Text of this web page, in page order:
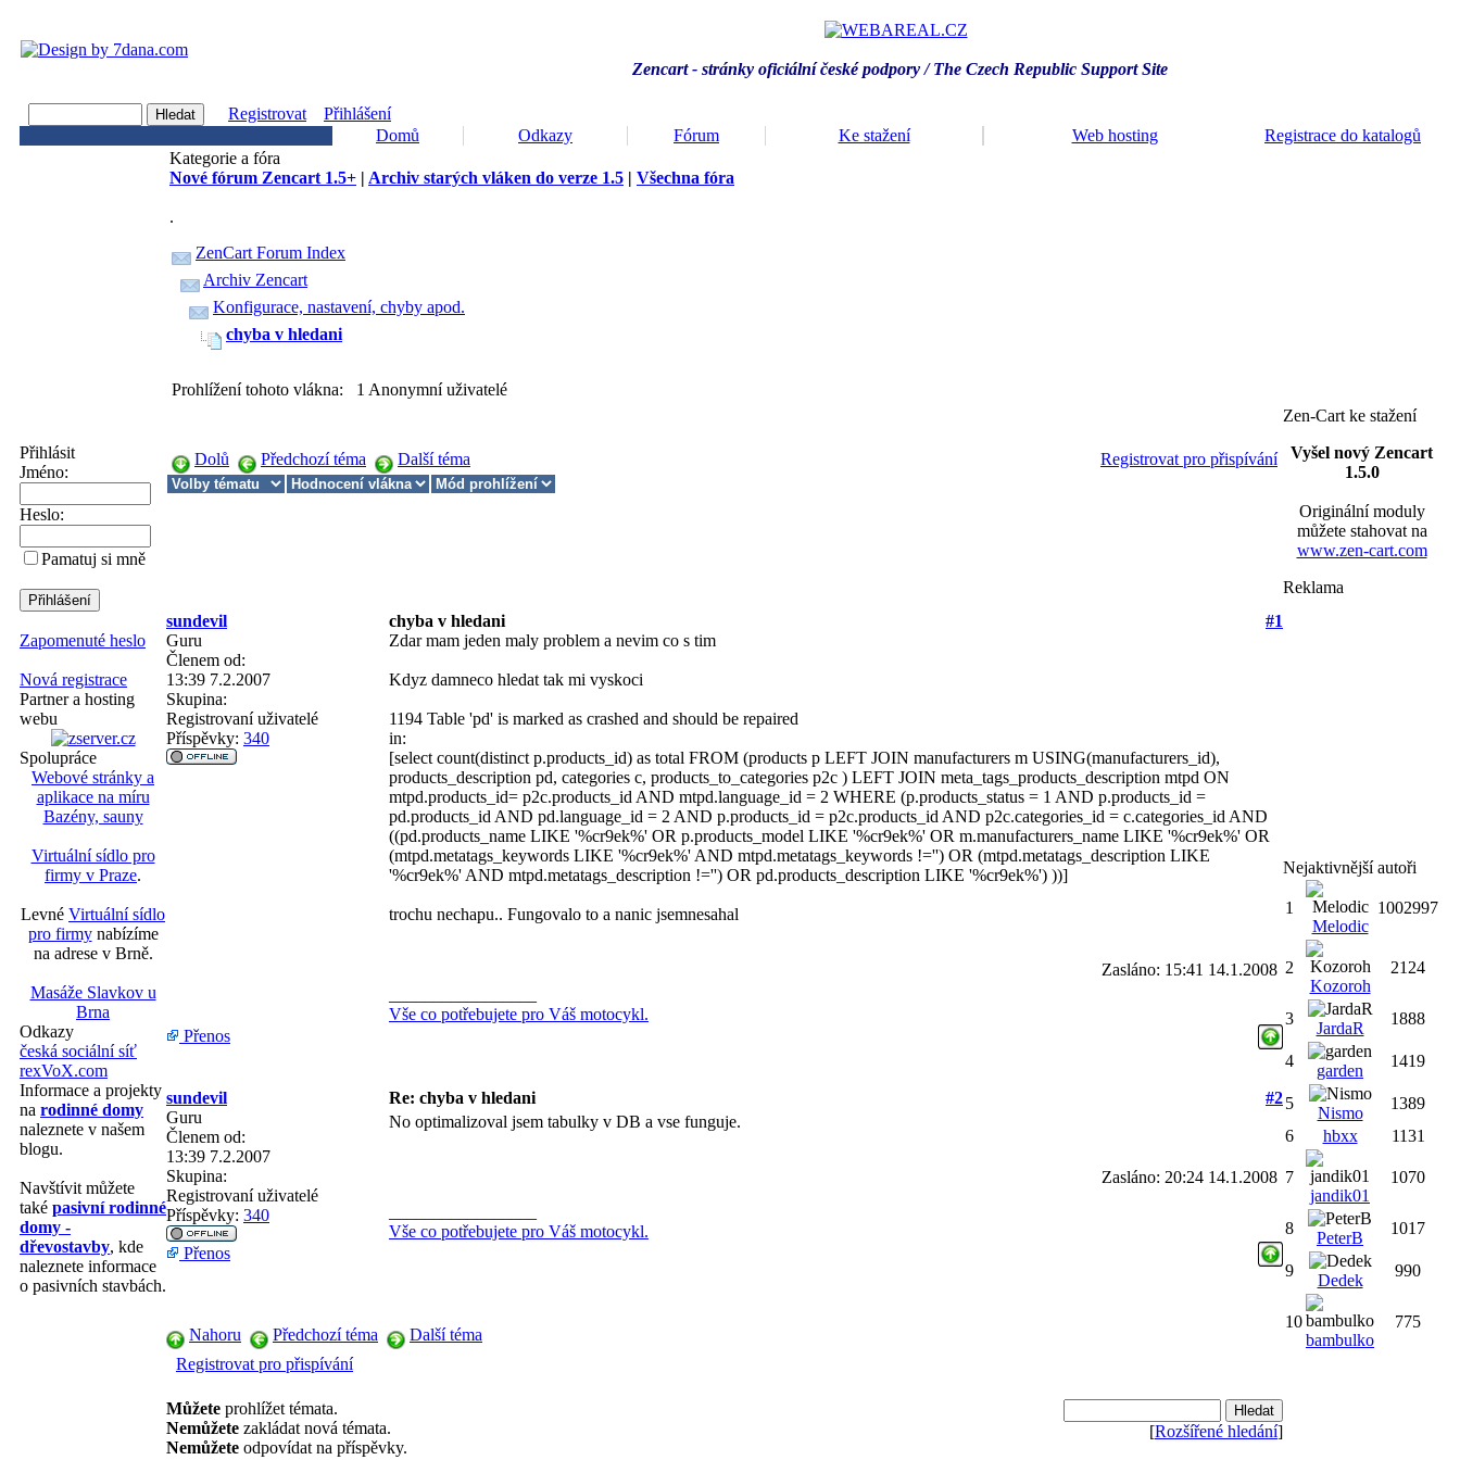
Zencart - stránky oficiální české podpory / The Czech Republic Support Site
Registrovat
Přihlášení
Domů
Odkazy Fórum Ke stažení Web hosting Registrace do katalogů
Přihlásit
Jméno:
Heslo:
Pamatuj si mně
Zapomenuté heslo
Nová registrace
Partner a hosting
webu
Spolupráce
Webové stránky a
aplikace na míru
Bazény, sauny
Virtuální sídlo pro
firmy v Praze.
Levné Virtuální sídlo
pro firmynabízíme
na adrese v Brně.
Masáže Slavkov u
Brna
Odkazy
česká sociální síť
rexVoX.com
Informace a projekty
na rodinné domy
naleznete v našem
blogu.
Navštívit můžete
také pasivní rodinné
domy -
dřevostavby, kde
naleznete informace
o pasivních stavbách.
Kategorie a fóra
Nové fórum Zencart 1.5+ | Archiv starých vláken do verze 1.5 | Všechna fóra
.
ZenCart Forum Index
Archiv Zencart
Konfigurace, nastavení, chyby apod.
chyba v hledani
Prohlížení tohoto vlákna: 1 Anonymní uživatelé
Dolů Předchozí téma Další téma Registrovat pro přispívání
sundevil chyba v hledani
#1
Guru
Členem od:
13:39 7.2.2007
Skupina:
Registrovaní uživatelé
Příspěvky: 340
Zdar mam jeden maly problem a nevim co s tim
Kdyz damneco hledat tak mi vyskoci
1194 Table 'pd' is marked as crashed and should be repaired
in:
[select count(distinct p.products_id) as total FROM (products p LEFT JOIN manufacturers m USING(manufacturers_id),
products_description pd, categories c, products_to_categories p2c ) LEFT JOIN meta_tags_products_description mtpd ON
mtpd.products_id= p2c.products_id AND mtpd.language_id = 2 WHERE (p.products_status = 1 AND p.products_id =
pd.products_id AND pd.language_id = 2 AND p.products_id = p2c.products_id AND p2c.categories_id = c.categories_id AND
((pd.products_name LIKE '%cr9ek%' OR p.products_model LIKE '%cr9ek%' OR m.manufacturers_name LIKE '%cr9ek%' OR
(mtpd.metatags_keywords LIKE '%cr9ek%' AND mtpd.metatags_keywords !='') OR (mtpd.metatags_description LIKE
'%cr9ek%' AND mtpd.metatags_description !='') OR pd.products_description LIKE '%cr9ek%') ))]
trochu nechapu.. Fungovalo to a nanic jsemnesahal
Zasláno: 15:41 14.1.2008
Vše co potřebujete pro Váš motocykl.
Přenos
sundevil Re: chyba v hledani
#2
Guru
Členem od:
13:39 7.2.2007
Skupina:
Registrovaní uživatelé
Příspěvky: 340
No optimalizoval jsem tabulky v DB a vse funguje.
Zasláno: 20:24 14.1.2008
Vše co potřebujete pro Váš motocykl.
Přenos
Nahoru Předchozí téma
Další téma
Registrovat pro přispívání
Můžete prohlížet témata.
Nemůžete zakládat nová témata.
Nemůžete odpovídat na příspěvky.
[Rozšířené hledání]
Zen-Cart ke stažení
Vyšel nový Zencart
1.5.0
Originální moduly
můžete stahovat na
www.zen-cart.com
Reklama
Nejaktivnější autoři
1
Melodic
1002997
2
Kozoroh
2124
3
JardaR
1888
4
garden
1419
5
Nismo
1389
6
hbxx 1131
7
jandik01
1070
8
PeterB
1017
9
Dedek
990
10
bambulko
775